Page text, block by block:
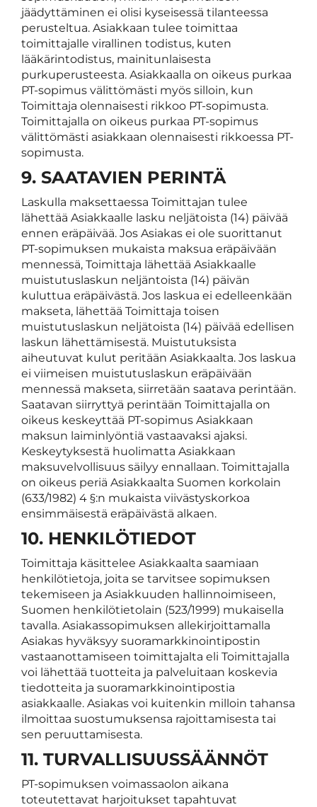
jäädyttäminen ei olisi kyseisessä tilanteessa
perusteltua. Asiakkaan tulee toimittaa
toimittajalle virallinen todistus, kuten
lääkärintodistus, mainitunlaisesta
purkuperusteesta. Asiakkaalla on oikeus purkaa
PT-sopimus välittömästi myös silloin, kun
Toimittaja olennaisesti rikkoo PT-sopimusta.
Toimittajalla on oikeus purkaa PT-sopimus
välittömästi asiakkaan olennaisesti rikkoessa PT-
sopimusta.
9. SAATAVIEN PERINTÄ
Laskulla maksettaessa Toimittajan tulee
lähettää Asiakkaalle lasku neljätoista (14) päivää
ennen eräpäivää. Jos Asiakas ei ole suorittanut
PT-sopimuksen mukaista maksua eräpäivään
mennessä, Toimittaja lähettää Asiakkaalle
muistutuslaskun neljäntoista (14) päivän
kuluttua eräpäivästä. Jos laskua ei edelleenkään
makseta, lähettää Toimittaja toisen
muistutuslaskun neljätoista (14) päivää edellisen
laskun lähettämisestä. Muistutuksista
aiheutuvat kulut peritään Asiakkaalta. Jos laskua
ei viimeisen muistutuslaskun eräpäivään
mennessä makseta, siirretään saatava perintään.
Saatavan siirryttyä perintään Toimittajalla on
oikeus keskeyttää PT-sopimus Asiakkaan
maksun laiminlyöntiä vastaavaksi ajaksi.
Keskeytyksestä huolimatta Asiakkaan
maksuvelvollisuus säilyy ennallaan. Toimittajalla
on oikeus periä Asiakkaalta Suomen korkolain
(633/1982) 4 §:n mukaista viivästyskorkoa
ensimmäisestä eräpäivästä alkaen.
10. HENKILÖTIEDOT
Toimittaja käsittelee Asiakkaalta saamiaan
henkilötietoja, joita se tarvitsee sopimuksen
tekemiseen ja Asiakkuuden hallinnoimiseen,
Suomen henkilötietolain (523/1999) mukaisella
tavalla. Asiakassopimuksen allekirjoittamalla
Asiakas hyväksyy suoramarkkinointipostin
vastaanottamiseen toimittajalta eli Toimittajalla
voi lähettää tuotteita ja palveluitaan koskevia
tiedotteita ja suoramarkkinointipostia
asiakkaalle. Asiakas voi kuitenkin milloin tahansa
ilmoittaa suostumuksensa rajoittamisesta tai
sen peruuttamisesta.
11. TURVALLISUUSSÄÄNNÖT
PT-sopimuksen voimassaolon aikana
toteutettavat harjoitukset tapahtuvat